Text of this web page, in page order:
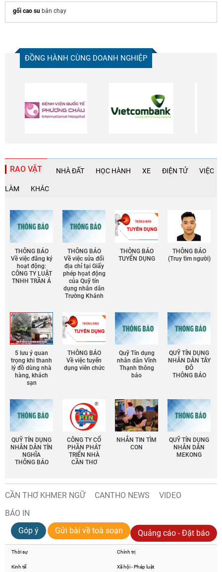
gối cao su bán chạy
ĐỒNG HÀNH CÙNG DOANH NGHIỆP
RAO VẶT NHÀ ĐẤT HỌC HÀNH XE ĐIỆN TỬ VIỆC
LÀM KHÁC
THÔNG BÁO
Về việc đăng ký
hoạt động:
CÔNG TY LUẬT
TNHH TRẦN Á
THÔNG BÁO
Về việc sửa đổi
địa chỉ tại Giấy
phép họat động
của Quỹ tín
dụng nhân dân
Trường Khánh
THÔNG BÁO
TUYỂN DỤNG
THÔNG BÁO
(Truy tìm người)
5 lưu ý quan
trọng khi thanh
lý đồ dùng nhà
hàng, khách
sạn
THÔNG BÁO
Về việc tuyển
dụng viên chức
Quỹ Tín dụng
nhân dân Vĩnh
Thạnh thông
báo
QUỸ TÍN DỤNG
NHÂN DÂN TÂY
ĐÔ
THÔNG BÁO
QUỸ TÍN DỤNG
NHÂN DÂN TÍN
NGHĨA
THÔNG BÁO
CÔNG TY CỔ
PHẦN PHÁT
TRIỂN NHÀ
CẦN THƠ
NHẮN TIN TÌM
CON
QUỸ TÍN DỤNG
NHÂN DÂN
MEKONG
CẦN THƠ KHMER NGỮ CANTHO NEWS
VIDEO
BÁO IN
Góp ý
Gửi bài về toà soạn Quảng cáo - Đặt báo
Thời sự Chính trị
Kinh tế Xã hội - Pháp luật